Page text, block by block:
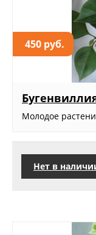
450 руб.
Молодое
Нет в